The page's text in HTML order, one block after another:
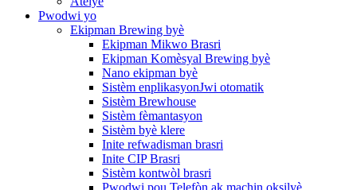
Pwodwi yo
Ekipman Brewing byè
Ekipman Mikwo Brasri
Ekipman Komèsyal Brewing byè
Nano ekipman byè
Sistèm enplikasyonJwi otomatik
Sistèm Brewhouse
Sistèm fèmantasyon
Sistèm byè klere
Inite refwadisman brasri
Inite CIP Brasri
Sistèm kontwòl brasri
Pwodwi pou Telefòn ak machin oksilyè